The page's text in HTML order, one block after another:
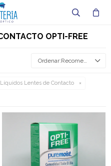
OPTI-FREE
Recomendados
Líquidos Lentes de Contacto